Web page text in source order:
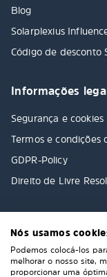
Blog
Solarplexius
Código de desconto
Informações
Segurança e cookies
Termos e condições
GDPR-Policy
Direito de Livre
Nós usamos
Podemos colocá-los
melhorar o nosso site,
proporcionar uma